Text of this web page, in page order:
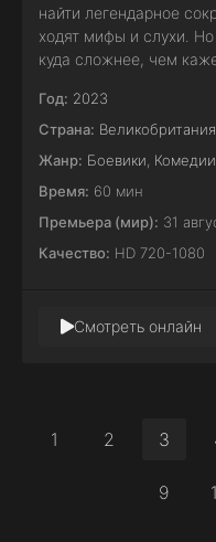
найти легендарное
ходят мифы и слухи.
куда сложнее, чем
Год: 2023
Страна: Великобритания
Жанр: Боевики Комедии
Время: 60 мин
Премьера (мир): 31
Качество: HD 720-1080
Смотреть онлайн
1 2 3
9